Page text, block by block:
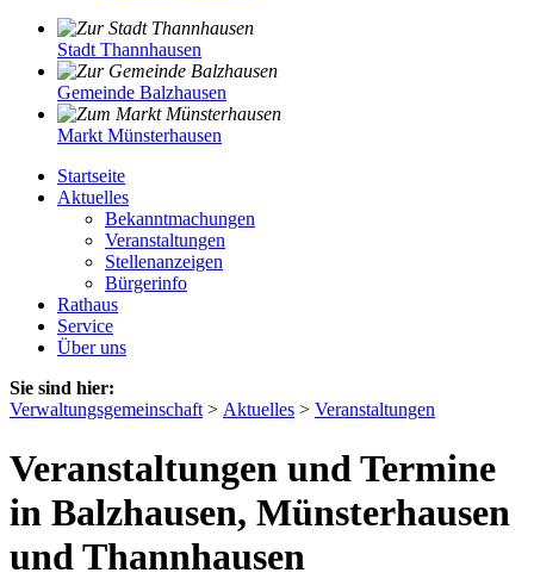
Stadt Thannhausen
Gemeinde Balzhausen
Markt Münsterhausen
Startseite
Aktuelles
Bekanntmachungen
Veranstaltungen
Stellenanzeigen
Bürgerinfo
Rathaus
Service
Über uns
Sie sind hier:
Verwaltungsgemeinschaft > Aktuelles > Veranstaltungen
Veranstaltungen und Termine
in Balzhausen, Münsterhausen
und Thannhausen